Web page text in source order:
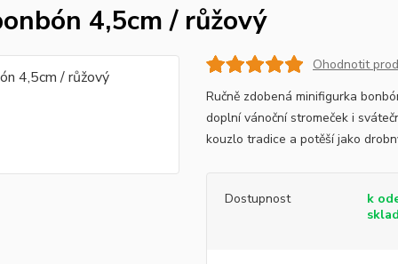
4,5cm / růžový
Ohodnotit
Ručně zdobená minifigurka
doplní vánoční stromeček i
kouzlo tradice a potěší jako
Dostupnost
k